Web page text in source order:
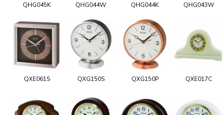
QHG045K QHG044W QHG044K QHG043W
QXE061S QXG150S QXG150P QXE017C